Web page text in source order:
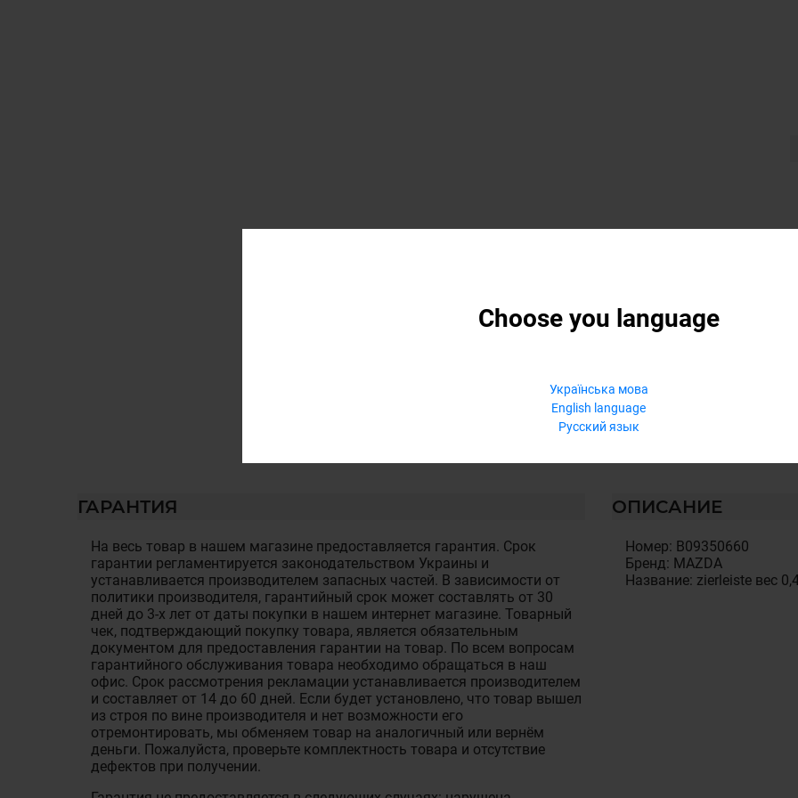
Choose you language
Українська мова
English language
Русский язык
ГАРАНТИЯ
На весь товар в нашем магазине предоставляется гарантия. Срок
гарантии регламентируется законодательством Украины и
устанавливается производителем запасных частей. В зависимости от
политики производителя, гарантийный срок может составлять от 30
дней до 3-х лет от даты покупки в нашем интернет магазине. Товарный
чек, подтверждающий покупку товара, является обязательным
документом для предоставления гарантии на товар. По всем вопросам
гарантийного обслуживания товара необходимо обращаться в наш
офис. Срок рассмотрения рекламации устанавливается производителем
и составляет от 14 до 60 дней. Если будет установлено, что товар вышел
из строя по вине производителя и нет возможности его
отремонтировать, мы обменяем товар на аналогичный или вернём
деньги. Пожалуйста, проверьте комплектность товара и отсутствие
дефектов при получении.
ОПИСАНИЕ
Номер: B09350660
Бренд: MAZDA
Название: zierleiste вес